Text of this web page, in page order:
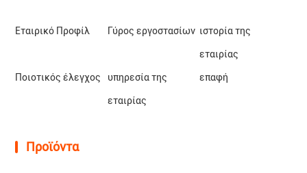
Εταιρικό Προφίλ Γύρος εργοστασίων ιστορία της
εταιρίας
Ποιοτικός έλεγχος υπηρεσία της
εταιρίας
επαφή
Προϊόντα